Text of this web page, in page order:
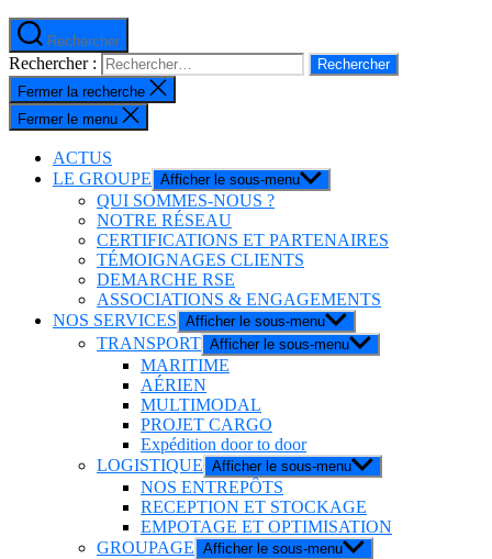
Rechercher
Rechercher :
Fermer la recherche
Fermer le menu
ACTUS
LE GROUPE Afficher le sous-menu
QUI SOMMES-NOUS ?
NOTRE RÉSEAU
CERTIFICATIONS ET PARTENAIRES
TÉMOIGNAGES CLIENTS
DEMARCHE RSE
ASSOCIATIONS & ENGAGEMENTS
NOS SERVICES Afficher le sous-menu
TRANSPORT Afficher le sous-menu
MARITIME
AÉRIEN
MULTIMODAL
PROJET CARGO
Expédition door to door
LOGISTIQUE Afficher le sous-menu
NOS ENTREPÔTS
RECEPTION ET STOCKAGE
EMPOTAGE ET OPTIMISATION
GROUPAGE Afficher le sous-menu